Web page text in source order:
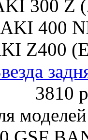
300 Z
400
Z400
3810